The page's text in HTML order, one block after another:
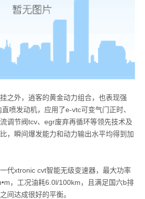
之外，逍客的黄金动力组合，也表现强
喷发动机，应用了e-vtc可变气门正时、
调节阀tcv、egr废弃再循环等领先技术及
，瞬间爆发能力和动力输出水平均得到加
代xtronic cvt智能无级变速器，最大功率
，工况油耗6.0l/100km，且满足国六b排
间达成很好的平衡。